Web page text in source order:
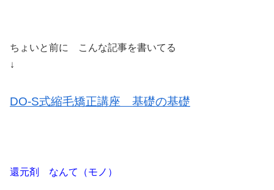
ちょいと前に こんな記事を書いてる
↓
DO-S式縮毛矯正講座 基礎の基礎
還元剤 なんて（モノ）